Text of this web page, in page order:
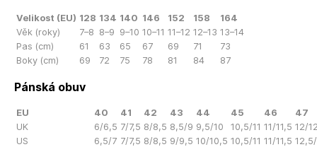
Velikost (EU) 128 134 140 146 152 158
164
Věk (roky)
7–8 8–9 9–10 10–11 11–12 12–13 13–14
Pas (cm)
61 63 65 67 69 71
73
Boky (cm)
69 72 75 78 81 84 87
Pánská obuv
EU 40 41 42 43 44 45 46
47
UK
6/6,5 7/7,5 8/8,5 8,5/9 9,5/10 10,5/11 11/11,5 12/
US
6,5/7 7/7,5 8/8,5 9/9,5 10/10,5 10,5/11 11/11,5